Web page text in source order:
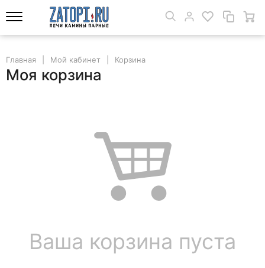
Главная Мой кабинет Корзина
Моя корзина
Ваша корзина пуста